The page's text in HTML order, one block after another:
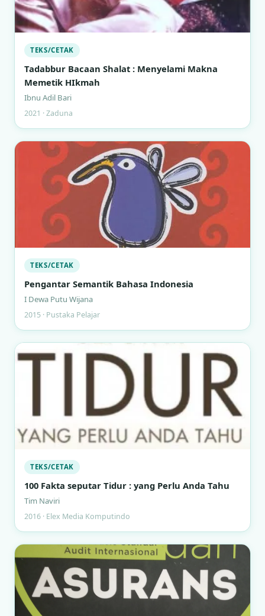
TEKS/CETAK
Tadabbur Bacaan Shalat : Menyelami Makna
Memetik HIkmah
Ibnu Adil Bari
2021 · Zaduna
TEKS/CETAK
Pengantar Semantik Bahasa Indonesia
I Dewa Putu Wijana
2015 · Pustaka Pelajar
TEKS/CETAK
100 Fakta seputar Tidur : yang Perlu Anda Tahu
Tim Naviri
2016 · Elex Media Komputindo